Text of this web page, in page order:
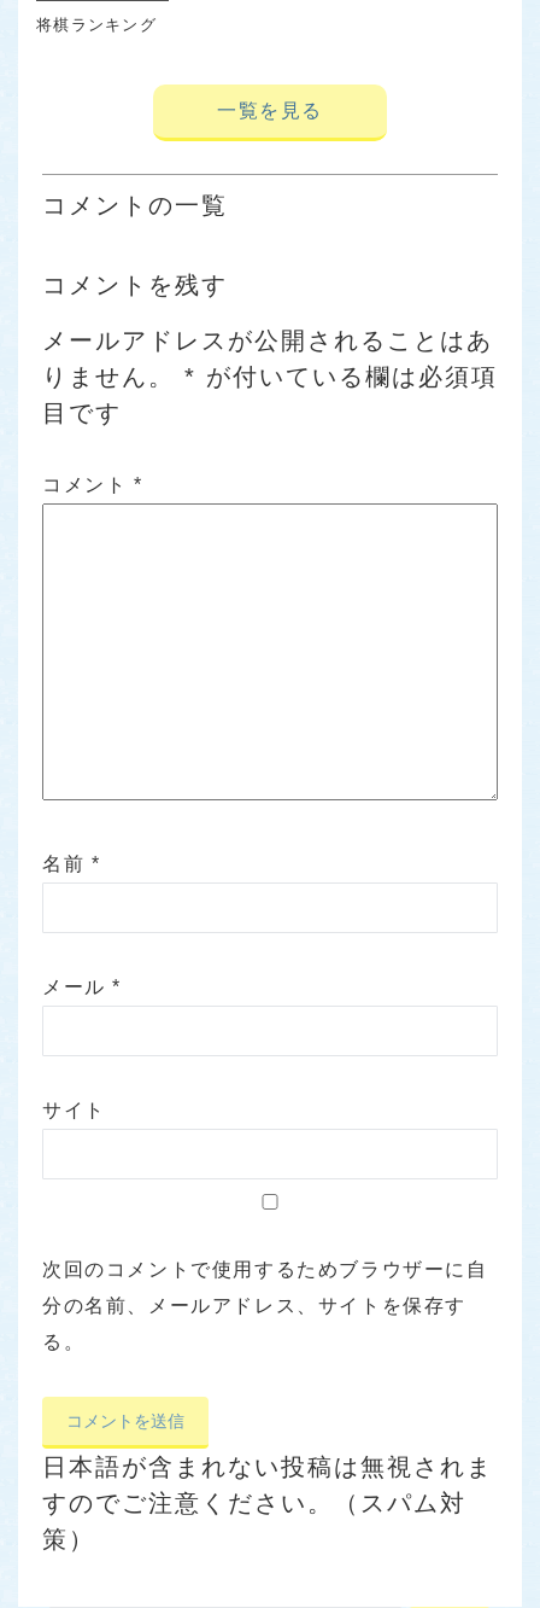
将棋ランキング
一覧を見る
コメントの一覧
コメントを残す
メールアドレスが公開されることはあ
りません。
* が付いている欄は必須項
目です
コメント *
名前 *
メール*
サイト
次回のコメントで使用するためブラウザーに自
分の名前、メールアドレス、サイトを保存す
る。
日本語が含まれない投稿は無視されま
すのでご注意ください。（スパム対
策）